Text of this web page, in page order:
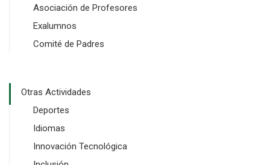
Asociación de Profesores
Exalumnos
Comité de Padres
Otras Actividades
Deportes
Idiomas
Innovación Tecnológica